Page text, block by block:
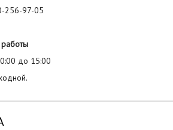
97-05
до 15:00